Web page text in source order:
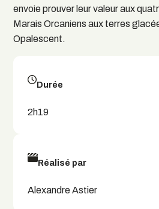
envoie prouver leur valeur aux
Marais Orcaniens aux terres
Opalescent.
Durée
2h19
Réalisé par
Alexandre Astier